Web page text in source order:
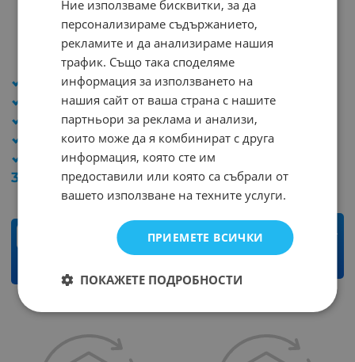
FN1016
Арт.№: 11206
NPN
Тип: NPN DARL+D
Напрежение (V): 160
Ток (A): 8
Мощност (W): 70
Корпус: TO3PML
3.17 6.20 лв.
бр.
2SA1694
Арт.№: 9644
PNP
Тип: PNP
Напрежение (V): 120
Ток (A): 8
Мощност (W): 80
Корпус: TO3P
2.81 € / 5.50 лв.
бр.
Ние използваме бисквитки, за да
персонализираме съдържанието,
рекламите и да анализираме нашия
трафик. Също така споделяме
информация за използването на
нашия сайт от ваша страна с нашите
партньори за реклама и анализи,
които може да я комбинират с друга
информация, която сте им
предоставили или която са събрали от
вашето използване на техните услуги.
ПРИЕМЕТЕ ВСИЧКИ
ПОКАЖЕТЕ ПОДРОБНОСТИ